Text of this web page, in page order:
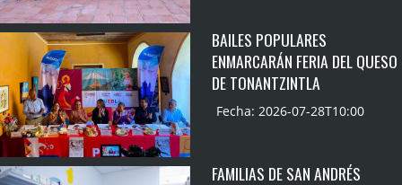
BAILES POPULARES
ENMARCARÁN FERIA DEL QUESO
DE TONANTZINTLA
Fecha: 2026-07-28T10:00
FAMILIAS DE SAN ANDRÉS